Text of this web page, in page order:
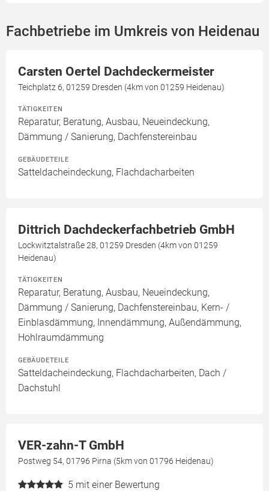
Fachbetriebe im Umkreis von Heidenau
Carsten Oertel Dachdeckermeister
Teichplatz 6, 01259 Dresden (4km von 01259 Heidenau)
TÄTIGKEITEN
Reparatur, Beratung, Ausbau, Neueindeckung,
Dämmung / Sanierung, Dachfenstereinbau
GEBÄUDETEILE
Satteldacheindeckung, Flachdacharbeiten
Dittrich Dachdeckerfachbetrieb GmbH
Lockwitztalstraße 28, 01259 Dresden (4km von 01259
Heidenau)
TÄTIGKEITEN
Reparatur, Beratung, Ausbau, Neueindeckung,
Dämmung / Sanierung, Dachfenstereinbau, Kern- /
Einblasdämmung, Innendämmung, Außendämmung,
Hohlraumdämmung
GEBÄUDETEILE
Satteldacheindeckung, Flachdacharbeiten, Dach /
Dachstuhl
VER-zahn-T GmbH
Postweg 54, 01796 Pirna (5km von 01796 Heidenau)
5 mit einer Bewertung